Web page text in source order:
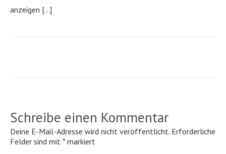
anzeigen […]
Schreibe einen Kommentar
Deine E-Mail-Adresse wird nicht veröffentlicht. Erforderliche
Felder sind mit * markiert